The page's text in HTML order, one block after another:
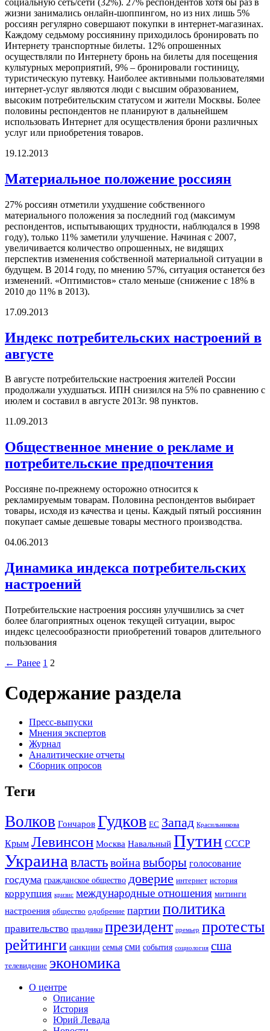
жизни занимались онлайн-шоппингом, но из них лишь 5%
россиян регулярно совершают покупки в интернет-магазинах.
Каждому седьмому россиянину приходилось бронировать по
Интернету транспортные билеты. 12% опрошенных
осуществляли по Интернету бронь на билеты для посещения
культурных мероприятий, 9% – бронировали гостиницу,
туристическую путевку. Наиболее активными пользователями
интернет-услуг являются люди с высшим образованием,
высоким потребительским статусом и жители Москвы. Более
половины респондентов не планируют в дальнейшем
использовать Интернет для осуществления брони различных
услуг или приобретения товаров.
19.12.2013
Материальное положение россиян
27% россиян отметили ухудшение собственного
материального положения за последний год (максимум
респондентов, испытывающих трудности, наблюдался в 1998
году), только 11% заметили улучшение. Начиная с 2007,
увеличивается количество опрошенных, не видящих
перспектив изменения собственной материальной ситуации в
будущем. В 2014 году, по мнению 57%, ситуация останется без
изменений. «Оптимистов» стало меньше (снижение с 18% в
2010 до 11% в 2013).
17.09.2013
Индекс потребительских настроений в
августе
В августе потребительские настроения жителей России
продолжали ухудшаться. ИПН снизился на 5% по сравнению с
июлем и составил в августе 2013г. 98 пунктов.
11.09.2013
Общественное мнение о рекламе и
потребительские предпочтения
Россияне по-прежнему осторожно относится к
рекламируемым товарам. Половина респондентов выбирает
товары, исходя из качества и цены. Каждый пятый россиянин
покупает самые дешевые товары местного производства.
04.06.2013
Динамика индекса потребительских
настроений
Потребительские настроения россиян улучшились за счет
более благоприятных оценок текущей ситуации, вырос
индекс целесообразности приобретений товаров длительного
пользования
← Ранее 1 2
Содержание раздела
Пресс-выпуски
Мнения экспертов
Журнал
Аналитические отчеты
Сборник опросов
Теги
Волков Гончаров Гудков ЕС Запад Красильникова
Крым Левинсон Москва Навальный Путин СССР
Украина властьвойна выборы голосование
госдума гражданское общество доверие интернет история
коррупция кризис международные отношения митинги
настроения общество одобрение партии политика
правительство праздники президент премьер протесты
рейтинги санкции семья сми события социология сша
телевидение экономика
О центре
Описание
История
Юрий Левада